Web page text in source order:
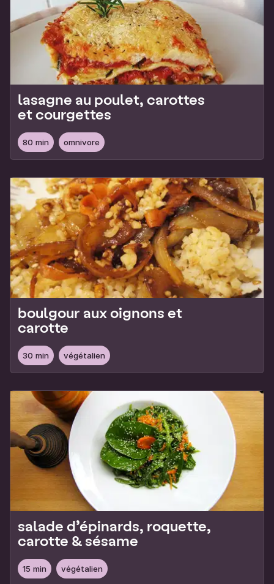
lasagne au poulet, carottes
et courgettes
80 min omnivore
boulgour aux oignons et
carotte
30 min végétalien
salade d’épinards, roquette,
carotte & sésame
15 min végétalien